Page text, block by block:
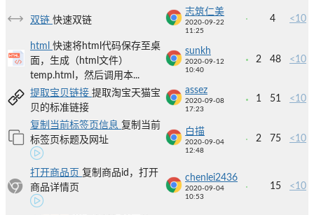
双链 快速双链
志筑仁美
2020-09-22
11:25
4 <10
html 快速将html代码保存至桌
面，生成（html文件）
temp.html，然后调用本...
sunkh
2020-09-12
10:40
2 48 <10
提取宝贝链接 提取淘宝天猫宝
贝的标准链接
assez
2020-09-08
17:23
1 51 <10
复制当前标签页信息 复制当前
标签页标题及网址
白描
2020-09-04
12:48
2 75 <10
打开商品页 复制商品id，打开
商品详情页
chenlei2436
2020-09-04
10:53
15 <10